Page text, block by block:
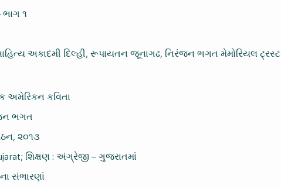
ભાગ ૧
અકાદમી દિલ્હી, રૂપાયતન જૂનાગઢ, નિરંજન ભગત મેમોરિયલ ટ્રસ્ટ
અમેરિકન કવિતા
ભગત
૨૦૧૩
શિક્ષણ : અંગ્રેજી – ગુજરાતમાં
સંભારણાં